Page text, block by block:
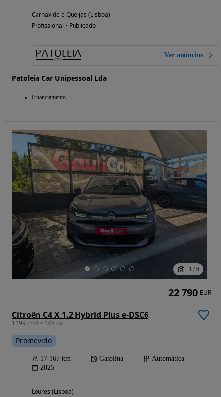
Carnaxide e Queijas (Lisboa)
Profissional • Publicado
Ver anúncios
Patoleia Car Unipessoal Lda
Financiamento
1 / 6
Citroën C4 X 1.2 Hybrid Plus e-DSC6
1199 cm3 • 145 cv
Promovido
17 167 km Gasolina
Automática
2025
Loures (Lisboa)
22 790 EUR